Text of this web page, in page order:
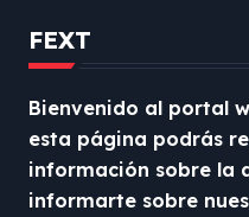
FEXT
Bienvenido al portal
esta página podrás
información sobre la
informarte sobre